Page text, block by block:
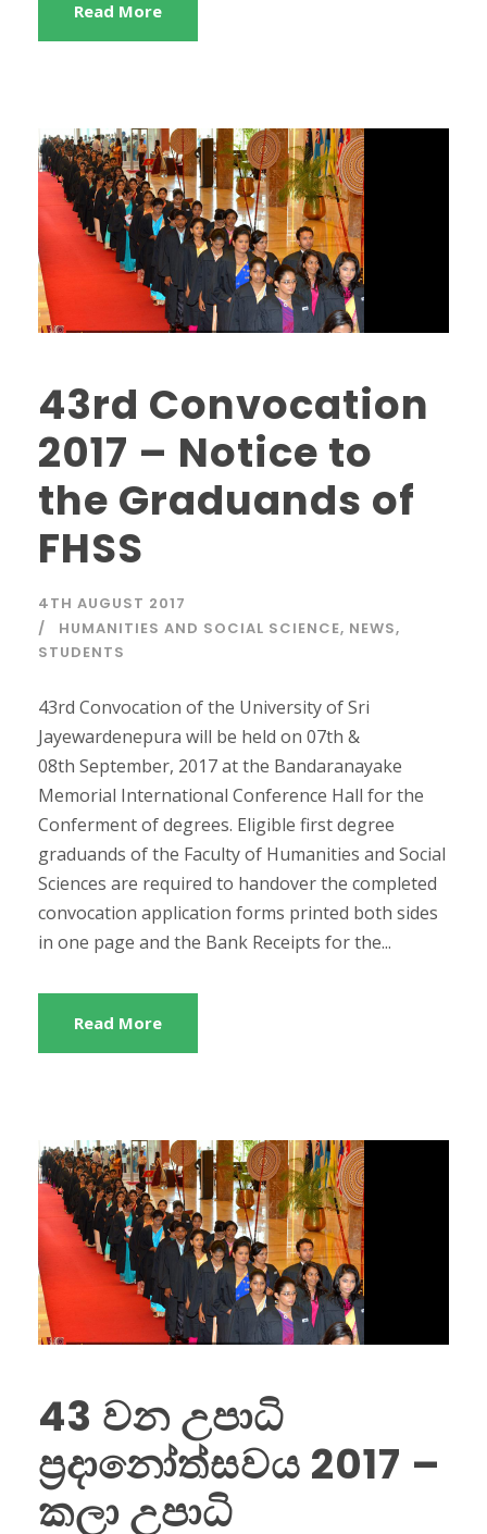
Read More
43rd Convocation
2017 – Notice to
the Graduands of
FHSS
4TH AUGUST 2017
HUMANITIES AND SOCIAL SCIENCE, NEWS,
STUDENTS
43rd Convocation of the University of Sri
Jayewardenepura will be held on 07th &
08th September, 2017 at the Bandaranayake
Memorial International Conference Hall for the
Conferment of degrees. Eligible first degree
graduands of the Faculty of Humanities and Social
Sciences are required to handover the completed
convocation application forms printed both sides
in one page and the Bank Receipts for the...
Read More
43 වන උපාධි
ප්‍රදානෝත්සවය 2017 –
කලා උපාධි